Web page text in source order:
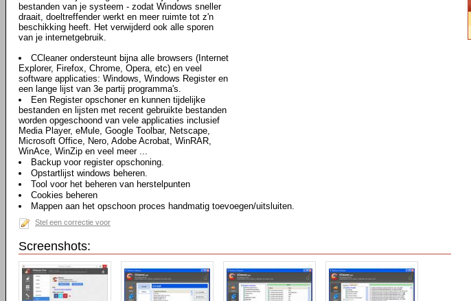
bestanden van je systeem - zodat Windows sneller
draait, doeltreffender werkt en meer ruimte tot z'n
beschikking heeft. Het verwijderd ook alle sporen
van je internetgebruik.
CCleaner ondersteunt bijna alle browsers (Internet
Explorer, Firefox, Chrome, Opera, etc) en veel
software applicaties: Windows, Windows Register en
een lange lijst van 3e partij programma's.
Een Register opschoner en kunnen tijdelijke
bestanden en lijsten met recent gebruikte bestanden
worden opgeschoond van vele applicaties inclusief
Media Player, eMule, Google Toolbar, Netscape,
Microsoft Office, Nero, Adobe Acrobat, WinRAR,
WinAce, WinZip en veel meer ...
Backup voor register opschoning.
Opstartlijst windows beheren.
Tool voor het beheren van herstelpunten
Cookies beheren
Mappen aan het opschoon proces handmatig toevoegen/uitsluiten.
Stel een correctie voor
Screenshots: